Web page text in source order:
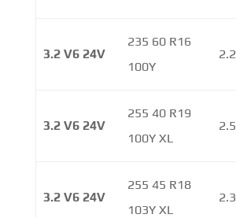
3.2 V6 24V
235 60 R16
100Y
2.2
3.2 V6 24V
255 40 R19
100Y XL
2.5
3.2 V6 24V
255 45 R18
103Y XL
2.3